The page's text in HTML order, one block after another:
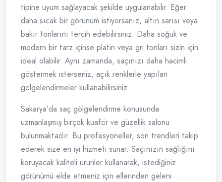
tipine uyum sağlayacak şekilde uygulanabilir. Eğer
daha sıcak bir görünüm istiyorsanız, altın sarısı veya
bakır tonlarını tercih edebilirsiniz. Daha soğuk ve
modern bir tarz içinse platin veya gri tonları sizin için
ideal olabilir. Aynı zamanda, saçınızı daha hacimli
göstermek isterseniz, açık renklerle yapılan
gölgelendirmeler kullanabilirsiniz.
Sakarya’da saç gölgelendirme konusunda
uzmanlaşmış birçok kuaför ve güzellik salonu
bulunmaktadır. Bu profesyoneller, son trendleri takip
ederek size en iyi hizmeti sunar. Saçınızın sağlığını
koruyacak kaliteli ürünler kullanarak, istediğiniz
görünümü elde etmeniz için ellerinden geleni